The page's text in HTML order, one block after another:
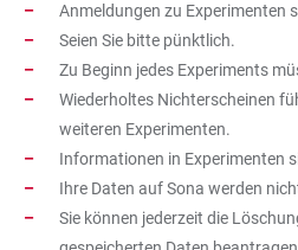
Anmeldungen zu Experimenten
Seien Sie bitte pünktlich.
Zu Beginn jedes Experiments
Wiederholtes Nichterscheinen
weiteren Experimenten.
Informationen in Experimenten
Ihre Daten auf Sona werden
Sie können jederzeit die